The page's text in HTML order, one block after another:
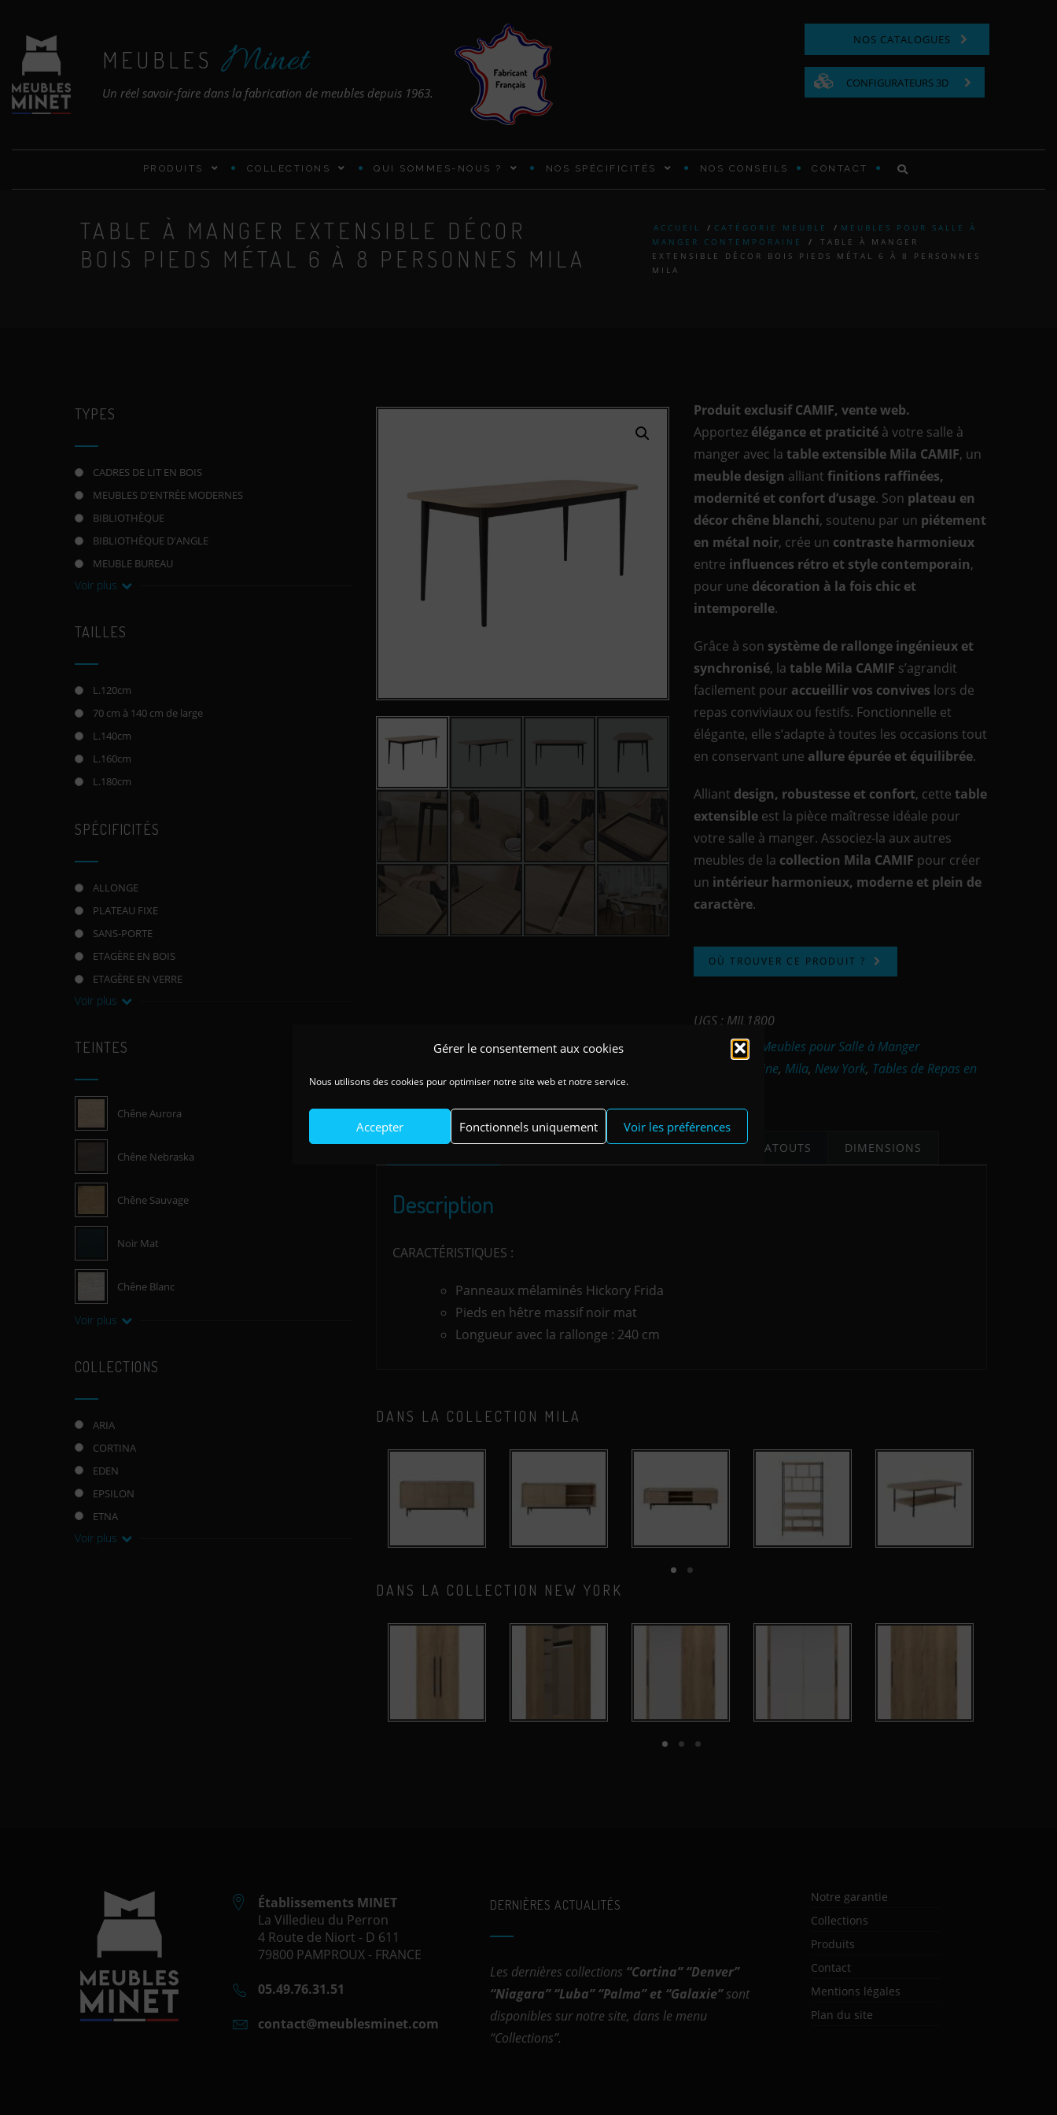
Gérer le consentement aux cookies
Nous utilisons des cookies pour optimiser notre site web et notre service.
Accepter Fonctionnels uniquement Voir les préférences
MEUBLES Minet
Un réel savoir-faire dans la fabrication de meubles depuis 1963.
NOS CATALOGUES
CONFIGURATEURS 3D
PRODUITS
ARMOIRES ET PENDERIES
BUREAUX PRATIQUES
LIT EN BOIS
COLLECTIONS QUI SOMMES-NOUS ? NOS SPÉCIFICITÉS NOS CONSEILS CONTACT
TABLE À MANGER EXTENSIBLE DÉCOR
BOIS PIEDS MÉTAL 6 À 8 PERSONNES MILA
ACCUEIL / CATÉGORIE MEUBLE / MEUBLES POUR SALLE À
MANGER CONTEMPORAINE
/
TABLE À MANGER
EXTENSIBLE DÉCOR BOIS PIEDS MÉTAL 6 À 8 PERSONNES
MILA
TYPES
CADRES DE LIT EN BOIS
MEUBLES D'ENTRÉE MODERNES
BIBLIOTHÈQUE
BIBLIOTHÈQUE D'ANGLE
MEUBLE BUREAU
Voir plus
TAILLES
L.120cm
70 cm à 140 cm de large
L.140cm
L.160cm
L.180cm
SPÉCIFICITÉS
ALLONGE
PLATEAU FIXE
SANS-PORTE
ETAGÈRE EN BOIS
ETAGÈRE EN VERRE
Voir plus
TEINTES
Chêne Aurora
Chêne Nebraska
Chêne Sauvage
Noir Mat
Chêne Blanc
Voir plus
COLLECTIONS
ARIA
CORTINA
EDEN
EPSILON
ETNA
Voir plus
Produit exclusif CAMIF, vente web.
Apportez élégance et praticité à votre salle à
manger avec latable extensible Mila CAMIF, un
meuble design alliantfinitions raffinées,
modernité et confort d’usage. Son plateau en
décor chêne blanchi, soutenu par un piétement
en métal noir, crée un contraste harmonieux
entre influences rétro et style contemporain,
pour une décoration à la fois chic et
intemporelle.
Grâce à son système de rallonge ingénieux et
synchronisé, latable Mila CAMIF s’agrandit
facilement pour accueillir vos convives lors de
repas conviviaux ou festifs. Fonctionnelle et
élégante, elle s’adapte à toutes les occasions tout
en conservant une allure épurée et équilibrée.
Alliant design, robustesse et confort, cettetable
extensible est la pièce maîtresse idéale pour
votre salle à manger. Associez-la aux autres
meubles de la collection Mila CAMIF pour créer
un intérieur harmonieux, moderne et plein de
caractère.
OÙ TROUVER CE PRODUIT ?
UGS : MIL1800
Catégories :
Meubles pour Salle à Manger
Contemporaine, Mila, New York, Tables de Repas en
DESCRIPTION INFORMATIONS COMPLÉMENTAIRES ATOUTS DIMENSIONS
Description
CARACTÉRISTIQUES :
Panneaux mélaminés Hickory Frida
Pieds en hêtre massif noir mat
Longueur avec la rallonge : 240 cm
DANS LA COLLECTION MILA
DANS LA COLLECTION NEW YORK
Établissements MINET
La Villedieu du Perron
4 Route de Niort - D 611
79800 PAMPROUX - FRANCE
05.49.76.31.51
contact@meublesminet.com
DERNIÈRES ACTUALITÉS
Les dernières collections “Cortina” “Denver”
“Niagara” “Luba” “Palma” et “Galaxie”sont
disponibles sur notre site, dans le menu
“Collections”.
Notre garantie
Collections
Produits
Contact
Mentions légales
Plan du site